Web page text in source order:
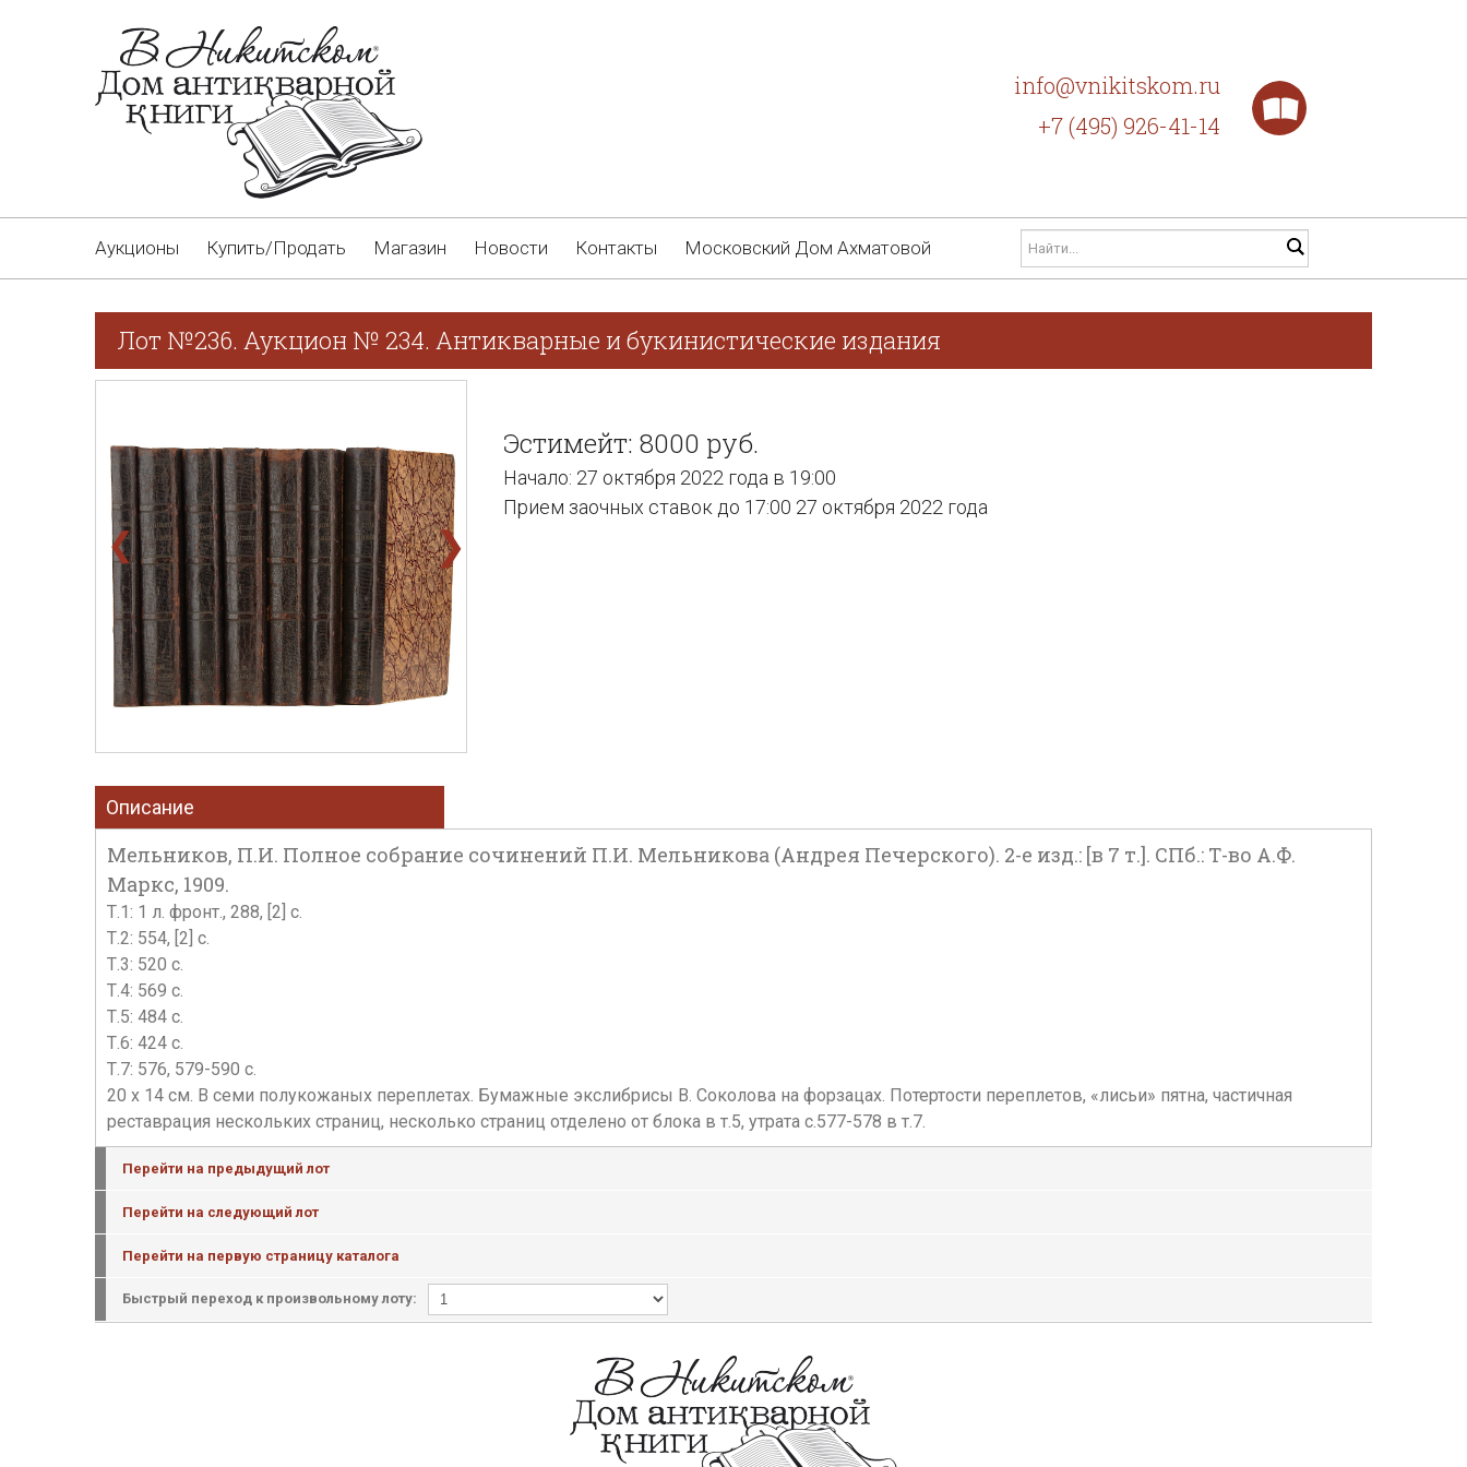
info@vnikitskom.ru
+7 (495) 926-41-14
Аукционы Купить/Продать Магазин Новости Контакты Московский Дом Ахматовой
Лот №236. Аукцион № 234. Антикварные и букинистические издания
❮ ❯
Эстимейт: 8000 руб.
Начало: 27 октября 2022 года в 19:00
Прием заочных ставок до 17:00 27 октября 2022 года
Описание
Мельников, П.И. Полное собрание сочинений П.И. Мельникова (Андрея Печерского). 2-е изд.: [в 7 т.]. СПб.: Т-во А.Ф.
Маркс, 1909.
Т.1: 1 л. фронт., 288, [2] с.
Т.2: 554, [2] с.
Т.3: 520 с.
Т.4: 569 c.
Т.5: 484 с.
Т.6: 424 с.
Т.7: 576, 579-590 с.
20 х 14 см. В семи полукожаных переплетах. Бумажные экслибрисы В. Соколова на форзацах. Потертости переплетов, «лисьи» пятна, частичная
реставрация нескольких страниц, несколько страниц отделено от блока в т.5, утрата с.577-578 в т.7.
Перейти на предыдущий лот
Перейти на следующий лот
Перейти на первую страницу каталога
Быстрый переход к произвольному лоту: